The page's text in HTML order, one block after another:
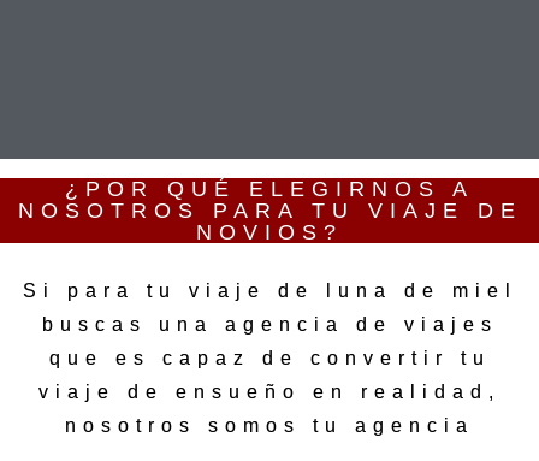
¿POR QUÉ ELEGIRNOS A
NOSOTROS PARA TU VIAJE DE
NOVIOS?
Si para tu viaje de luna de miel
buscas una agencia de viajes
que es capaz de convertir tu
viaje de ensueño en realidad,
nosotros somos tu agencia